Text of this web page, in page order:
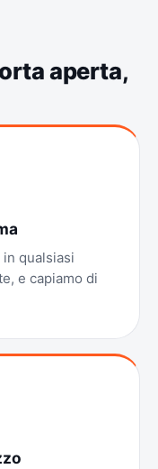
aperta,
qualsiasi
e capiamo di